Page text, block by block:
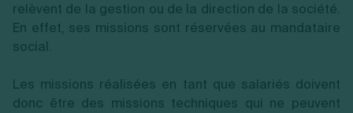
relèvent de la gestion ou de la direction de la société.
En effet, ses missions sont réservées au mandataire
social.
Les missions réalisées en tant que salariés doivent
donc être des missions techniques qui ne peuvent